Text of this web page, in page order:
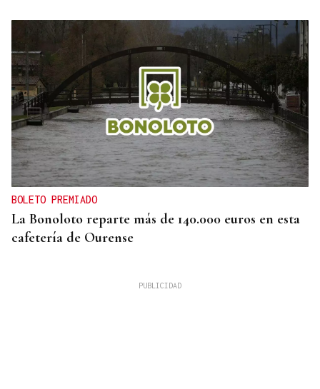
BOLETO PREMIADO
La Bonoloto reparte más de 140.000 euros en esta
cafetería de Ourense